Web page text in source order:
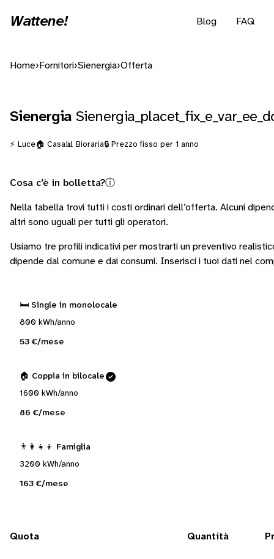
Wattene! Blog FAQ
Home› Fornitori›Sienergia›Offerta
Sienergia
⚡ Luce🏠 Casa📊 Bioraria🔒 Prezzo fisso per 1 anno
Cosa c’è in bolletta?ⓘ
Nella tabella trovi tutti i costi ordinari dell’offerta. Alcuni
altri sono uguali per tutti gli operatori.
Usiamo tre profili indicativi per mostrarti un preventivo
dipende dal comune e dai consumi. Inserisci i tuoi dati nel
🛏️ Single in monolocale
800 kWh/anno
53 €/mese
🏠 Coppia in bilocale
1600 kWh/anno
86 €/mese
👨‍👩‍👧‍👦 Famiglia
3200 kWh/anno
163 €/mese
Quota Quantità